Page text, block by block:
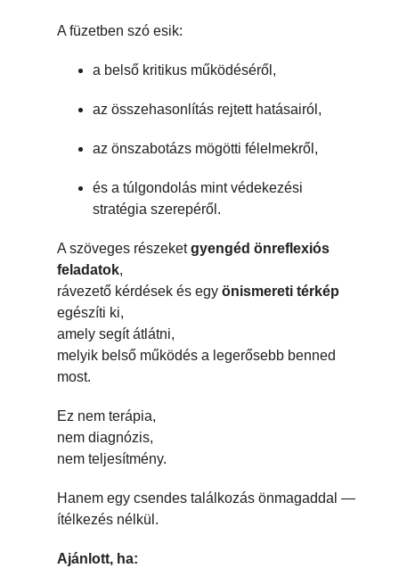
A füzetben szó esik:
a belső kritikus működéséről,
az összehasonlítás rejtett hatásairól,
az önszabotázs mögötti félelmekről,
és a túlgondolás mint védekezési
stratégia szerepéről.
A szöveges részeketgyengéd önreflexiós
feladatok,
rávezető kérdések és egy önismereti térkép
egészíti ki,
amely segít átlátni,
melyik belső működés a legerősebb benned
most.
Ez nem terápia,
nem diagnózis,
nem teljesítmény.
Hanem egy csendes találkozás önmagaddal —
ítélkezés nélkül.
Ajánlott, ha: